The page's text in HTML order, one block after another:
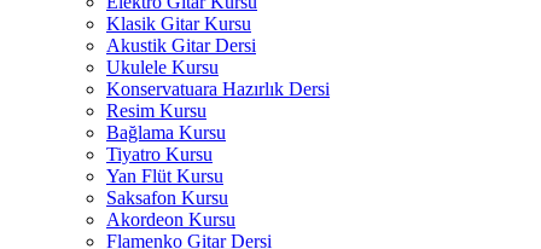
Klasik Gitar Kursu
Akustik Gitar Dersi
Ukulele Kursu
Konservatuara Hazırlık Dersi
Resim Kursu
Bağlama Kursu
Tiyatro Kursu
Yan Flüt Kursu
Saksafon Kursu
Akordeon Kursu
Flamenko Gitar Dersi